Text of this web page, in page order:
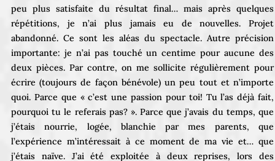
peu plus satisfaite du résultat final… mais après quelques
répétitions, je n’ai plus jamais eu de nouvelles. Projet
abandonné. Ce sont les aléas du spectacle. Autre précision
importante: je n’ai pas touché un centime pour aucune des
deux pièces. Par contre, on me sollicite régulièrement pour
écrire (toujours de façon bénévole) un peu tout et n’importe
quoi. Parce que « c’est une passion pour toi! Tu l’as déjà fait,
pourquoi tu le referais pas? ». Parce que j’avais du temps, que
j’étais nourrie, logée, blanchie par mes parents, que
l’expérience m’intéressait à ce moment de ma vie et… que
j’étais naïve. J’ai été exploitée à deux reprises, lors des